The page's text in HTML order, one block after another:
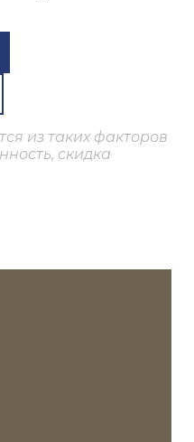
из таких факторов
скидка